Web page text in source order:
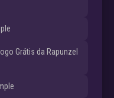
Grátis da Rapunzel